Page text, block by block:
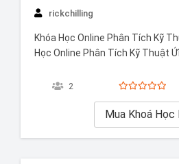
rickchilling
Khóa Học Online Phân Tích Kỹ
Học Online Phân Tích Kỹ Thuật
kỹ năng phân tích kỹ thuật
2
Mua Khoá Học